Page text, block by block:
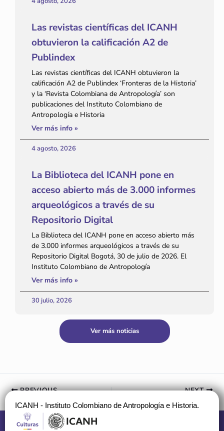
Las revistas científicas del ICANH
obtuvieron la calificación A2 de
Publindex
Las revistas científicas del ICANH obtuvieron la
calificación A2 de Publindex ‘Fronteras de la Historia’
y la ‘Revista Colombiana de Antropología’ son
publicaciones del Instituto Colombiano de
Antropología e Historia
Ver más info »
4 agosto, 2026
La Biblioteca del ICANH pone en
acceso abierto más de 3.000 informes
arqueológicos a través de su
Repositorio Digital
La Biblioteca del ICANH pone en acceso abierto más
de 3.000 informes arqueológicos a través de su
Repositorio Digital Bogotá, 30 de julio de 2026. El
Instituto Colombiano de Antropología
Ver más info »
30 julio, 2026
Ver más noticias
PREVIOUS NEXT
ICANH - Instituto Colombiano de Antropología e Historia.